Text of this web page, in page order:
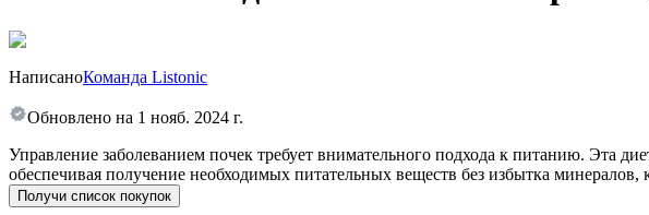
НаписаноКоманда Listonic
Обновлено на 1 нояб. 2024 г.
Управление заболеванием почек требует внимательного подхода к питанию. Эта
обеспечивая получение необходимых питательных веществ без избытка
Получи список покупок